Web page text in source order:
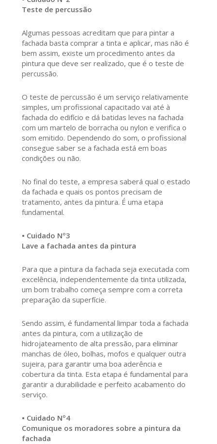
Teste de percussão
Algumas pessoas acreditam que para pintar a
fachada basta comprar a tinta e aplicar, mas não é
bem assim, existe um procedimento antes da
pintura que deve ser realizado, que é o teste de
percussão.
O teste de percussão é um serviço relativamente
simples, um profissional capacitado vai até à
fachada do edifício e dá batidas leves na fachada
com um martelo de borracha ou nylon e verifica o
som emitido. Dependendo do som, o profissional
consegue saber se a fachada está em boas
condições ou não.
No final do teste, a empresa saberá qual o estado
da fachada e quais os pontos precisam de
tratamento, antes da pintura. É uma etapa
fundamental.
• Cuidado Nº3
Lave a fachada antes da pintura
Para que a pintura da fachada seja executada com
excelência, independentemente da tinta utilizada,
um bom trabalho começa sempre com a correta
preparação da superfície.
Sendo assim, é fundamental limpar toda a fachada
antes da pintura, com a utilização de
hidrojateamento de alta pressão, para eliminar
manchas de óleo, bolhas, mofos e qualquer outra
sujeira, para garantir uma boa aderência e
cobertura da tinta. Esta etapa é fundamental para
garantir a durabilidade e perfeito acabamento do
serviço.
• Cuidado Nº4
Comunique os moradores sobre a pintura da
fachada